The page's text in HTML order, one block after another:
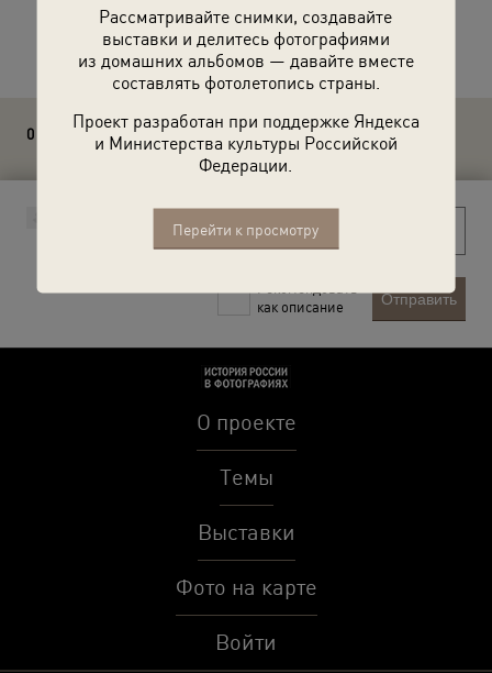
Рассматривайте снимки, создавайте
выставки и делитесь фотографиями
из домашних альбомов — давайте вместе
составлять фотолетопись страны.
Проект разработан при поддержке Яндекса
и Министерства культуры Российской
Федерации.
Перейти к просмотру
Расскажите друзьям об этом фото
0 комментариев
Рекомендовать
как описание
Отправить
О проекте
Темы
Выставки
Фото на карте
Войти